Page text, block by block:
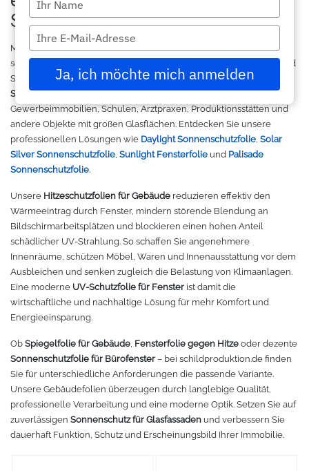
Laminierung
Schneidemaschinen
Laserbearbeitung
Großformatdrucker
Direct-to-Film Drucker
Solventdrucker
Sublimationsdrucker
Stickmaschinen
3D-Drucker
Übersicht
Applikationsfolie
Oracal 631
Oracal 651
Oracal 751
Oracal 951
Oracal 961
Oracal 970 Matt
Oracal 970RA
Oracal 975
Oracal 451
Oracal 638
Plottermesser
Roland
Graphtec
Ioline
ANA-GRAPH
Foison
P-Cut
Mimaki
Mutoh
Summagraphic
Redsail
GCC - Expert/Puma/Jaguar
Textil
Poloshirts
Sweatshirt
Hemden
T-Shirts
Jacken
Caps
Taschen
Tüten
Ausrüstung und Kleidung
Sport
Fleece
Paketlösungen
Makerspace - FabLab
Leasing
Gut loslegen mit dem Startpacket
Angebote
Anmelden
Schutz für große Glasflächen
Mit hochwertigerSonnenschutzfolie für Gebäudevon
schildproduktion.de optimieren Sie Raumklima, Energieeffizienz und
Sichtkomfort in einem Schritt. Unsere leistungsstarken
Sonnenschutzfolien für Fenstereignen sich ideal für Bürogebäude,
Gewerbeimmobilien, Schulen, Arztpraxen, Produktionsstätten und
andere Objekte mit großen Glasflächen. Entdecken Sie unsere
professionellen Lösungen wie Daylight Sonnenschutzfolie, Solar
Silver Sonnenschutzfolie, Sunlight Fensterfolie und Palisade
Sonnenschutzfolie.
Unsere Hitzeschutzfolien für Gebäude reduzieren effektiv den
Wärmeeintrag durch Fenster, mindern störende Blendung an
Bildschirmarbeitsplätzen und blockieren einen hohen Anteil
schädlicher UV-Strahlung. So schaffen Sie angenehmere
Innenräume, schützen Möbel, Waren und Innenausstattung vor dem
Ausbleichen und senken zugleich die Belastung von Klimaanlagen.
Eine moderne UV-Schutzfolie für Fenster ist damit die
wirtschaftliche und nachhaltige Lösung für mehr Komfort und
Energieeinsparung.
Ob Spiegelfolie für Gebäude, Fensterfolie gegen Hitze oder dezente
Sonnenschutzfolie für Bürofenster – bei schildproduktion.de finden
Sie für unterschiedliche Anforderungen die passende Variante.
Unsere Gebäudefolien überzeugen durch langlebige Qualität,
professionelle Verarbeitung und eine moderne Optik. Setzen Sie auf
zuverlässigen Sonnenschutz für Glasfassaden und verbessern Sie
dauerhaft Funktion, Schutz und Erscheinungsbild Ihrer Immobilie.
your
name
Type
your
email
Ja, ich möchte mich anmelden